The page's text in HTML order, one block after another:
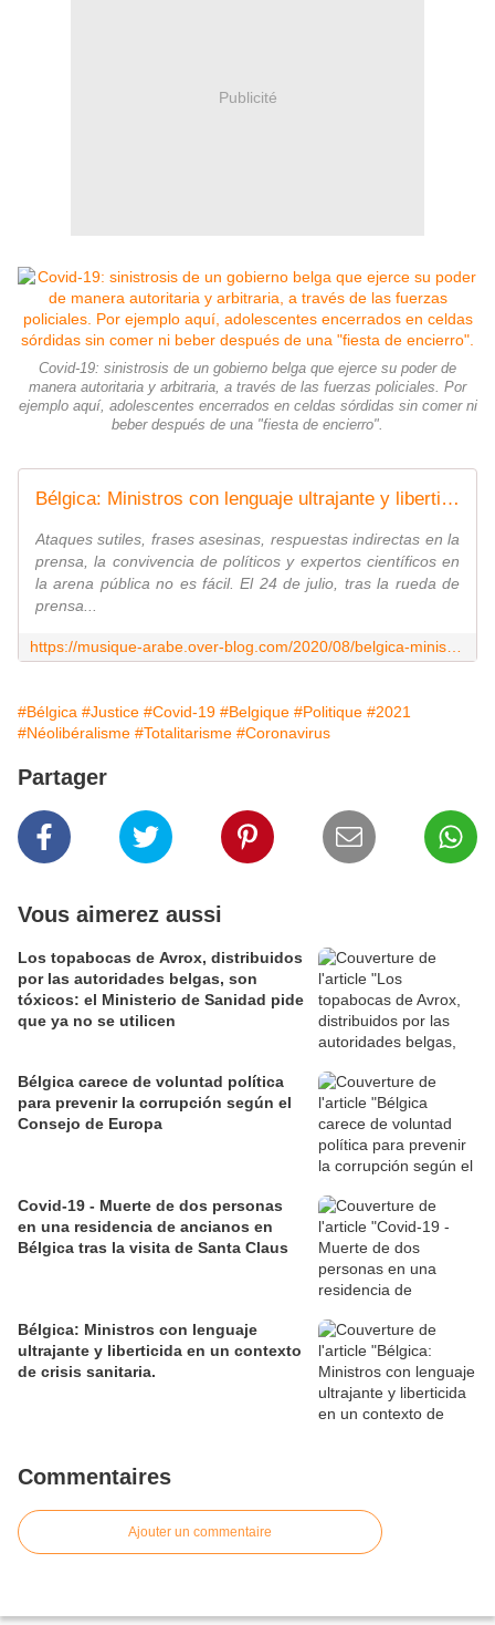
Publicité
Covid-19: sinistrosis de un gobierno belga que ejerce su poder de
manera autoritaria y arbitraria, a través de las fuerzas policiales. Por
ejemplo aquí, adolescentes encerrados en celdas sórdidas sin comer ni
beber después de una "fiesta de encierro".
Bélgica: Ministros con lenguaje ultrajante y liberticida en un contexto de crisis sanitaria. - Last Night in Orient
Ataques sutiles, frases asesinas, respuestas indirectas en la
prensa, la convivencia de políticos y expertos científicos en
la arena pública no es fácil. El 24 de julio, tras la rueda de
prensa...
#Bélgica #Justice #Covid-19 #Belgique #Politique #2021
#Néolibéralisme #Totalitarisme #Coronavirus
Partager
Vous aimerez aussi
Los topabocas de Avrox, distribuidos
por las autoridades belgas, son
tóxicos: el Ministerio de Sanidad pide
que ya no se utilicen
Bélgica carece de voluntad política
para prevenir la corrupción según el
Consejo de Europa
Covid-19 - Muerte de dos personas
en una residencia de ancianos en
Bélgica tras la visita de Santa Claus
Bélgica: Ministros con lenguaje
ultrajante y liberticida en un contexto
de crisis sanitaria.
Commentaires
Ajouter un commentaire